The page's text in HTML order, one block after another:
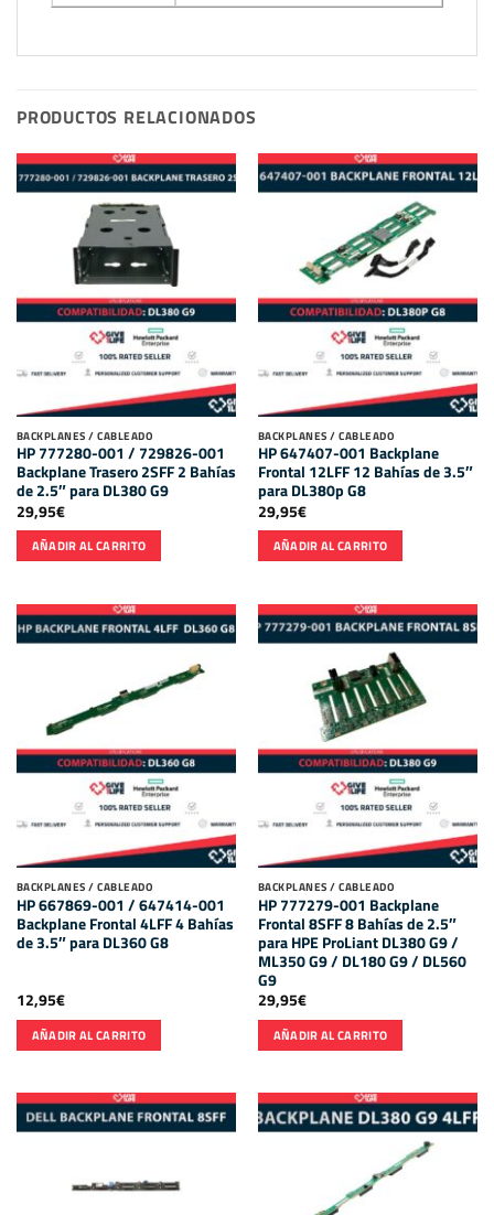
PRODUCTOS RELACIONADOS
BACKPLANES / CABLEADO
HP 777280-001 / 729826-001
Backplane Trasero 2SFF 2 Bahías
de 2.5″ para DL380 G9
29,95€
AÑADIR AL CARRITO
BACKPLANES / CABLEADO
HP 647407-001 Backplane
Frontal 12LFF 12 Bahías de 3.5″
para DL380p G8
29,95€
AÑADIR AL CARRITO
BACKPLANES / CABLEADO
HP 667869-001 / 647414-001
Backplane Frontal 4LFF 4 Bahías
de 3.5″ para DL360 G8
12,95€
AÑADIR AL CARRITO
BACKPLANES / CABLEADO
HP 777279-001 Backplane
Frontal 8SFF 8 Bahías de 2.5″
para HPE ProLiant DL380 G9 /
ML350 G9 / DL180 G9 / DL560
G9
29,95€
AÑADIR AL CARRITO